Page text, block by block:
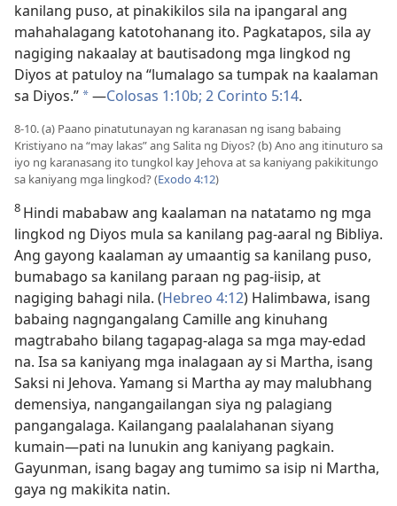
kanilang puso, at pinakikilos sila na ipangaral ang
mahahalagang katotohanang ito. Pagkatapos, sila ay
nagiging nakaalay at bautisadong mga lingkod ng
Diyos at patuloy na “lumalago sa tumpak na kaalaman
sa Diyos.” *​—Colosas 1:10b; 2 Corinto 5:14.
8-10. (a) Paano pinatutunayan ng karanasan ng isang babaing
Kristiyano na “may lakas” ang Salita ng Diyos? (b) Ano ang itinuturo sa
iyo ng karanasang ito tungkol kay Jehova at sa kaniyang pakikitungo
sa kaniyang mga lingkod? (Exodo 4:12)
8 Hindi mababaw ang kaalaman na natatamo ng mga
lingkod ng Diyos mula sa kanilang pag-aaral ng Bibliya.
Ang gayong kaalaman ay umaantig sa kanilang puso,
bumabago sa kanilang paraan ng pag-iisip, at
nagiging bahagi nila. (Hebreo 4:12) Halimbawa, isang
babaing nagngangalang Camille ang kinuhang
magtrabaho bilang tagapag-alaga sa mga may-edad
na. Isa sa kaniyang mga inalagaan ay si Martha, isang
Saksi ni Jehova. Yamang si Martha ay may malubhang
demensiya, nangangailangan siya ng palagiang
pangangalaga. Kailangang paalalahanan siyang
kumain​—pati na lunukin ang kaniyang pagkain.
Gayunman, isang bagay ang tumimo sa isip ni Martha,
gaya ng makikita natin.